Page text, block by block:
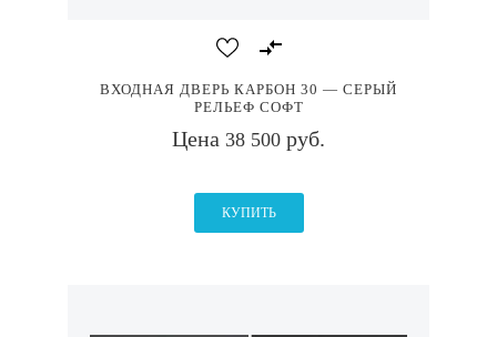
ВХОДНАЯ ДВЕРЬ КАРБОН 30 — СЕРЫЙ
РЕЛЬЕФ СОФТ
Цена 38 500 руб.
КУПИТЬ